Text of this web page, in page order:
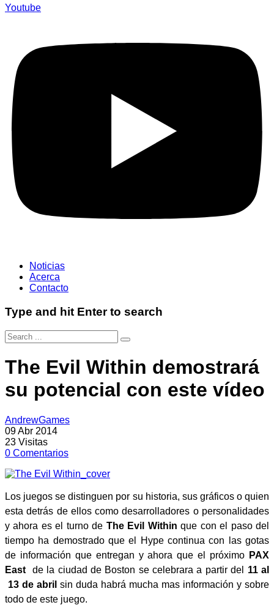
Youtube
Noticias
Acerca
Contacto
Type and hit Enter to search
The Evil Within demostrará
su potencial con este vídeo
AndrewGames
09 Abr 2014
23 Visitas
0 Comentarios
Los juegos se distinguen por su historia, sus gráficos o quien
esta detrás de ellos como desarrolladores o personalidades
y ahora es el turno de The Evil Within que con el paso del
tiempo ha demostrado que el Hype continua con las gotas
de información que entregan y ahora que el próximo PAX
East de la ciudad de Boston se celebrara a partir del 11 al
13 de abril sin duda habrá mucha mas información y sobre
todo de este juego.